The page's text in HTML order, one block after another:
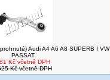
Audi A4 A6 A8 SUPERB I VW
PASSAT
Kč včetně DPH
Kč včetně DPH